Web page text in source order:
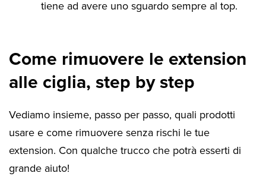
tiene ad avere uno sguardo sempre al top.
Come rimuovere le extension
alle ciglia, step by step
Vediamo insieme, passo per passo, quali prodotti
usare e come rimuovere senza rischi le tue
extension. Con qualche trucco che potrà esserti di
grande aiuto!